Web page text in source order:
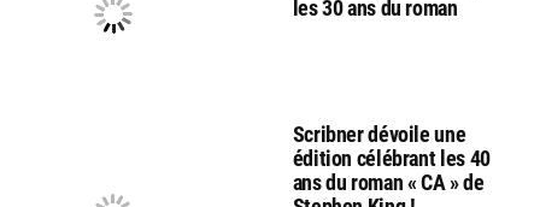
les 30 ans du roman
Scribner dévoile une
édition célébrant les 40
ans du roman « CA » de